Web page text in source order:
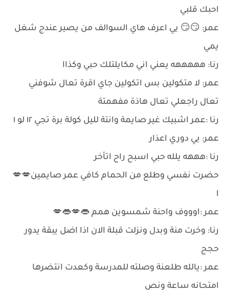
احبك قلبي
عمر: 😏😏 يي اعرف هاي السوالف من يصير عندج شغل
يمي
رنا: هههههه يعني اني مكايلتلك حبي وكذاا
عمر: لا متكولين بس اتكولين جاي اقرة تعال شوفني
تعال راجعلي تعال هاذة مفهمتة
رنا :عمر اشبيك غير صايمة وانتة لليل كولة برة تجي ١٢ لو ١
عمر: يي دوري اعذار
رنا :هههه يلله حبي اسبح راح اتأخر
حضرت نفسي وطلع من الحمام كافي عمر صايمين💋💋
ا
عمر :اوووف واحنة شمسوين همم 👄💋👄💋
رنا: وخرت منة وبدل ونزلت قبلة الان اذا اضل يبقة يدور
حجج
عمر :يالله طلعنة وصلته للمدرسة وكعدت انتضرها
امتحانه ساعة ونص